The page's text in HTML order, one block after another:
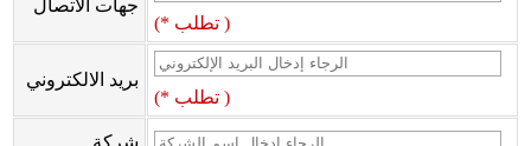
جهات الاتصال
(* تطلب )
بريد الالكتروني
(* تطلب )
شركة